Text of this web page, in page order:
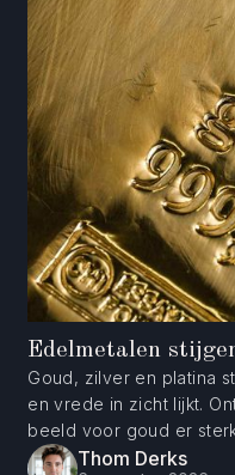
Edelmetalen
Goud, zilver en platina
en vrede in zicht lijkt.
beeld voor goud er
Thom Derks